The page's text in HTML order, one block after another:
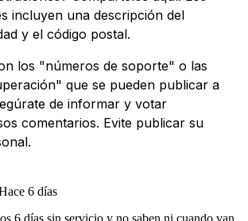
incluyen una descripción del
y el código postal.
los "números de soporte" o las
que se pueden publicar a
de informar y votar
comentarios. Evite publicar su